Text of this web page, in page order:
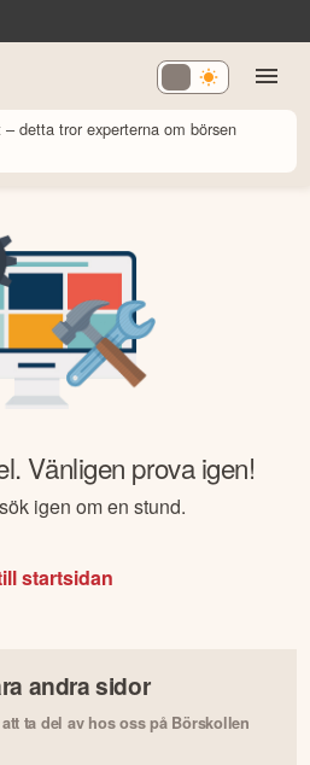
detta tror experterna om börsen
Vänligen prova igen!
igen om en stund.
startsidan
andra sidor
ta del av hos oss på Börskollen